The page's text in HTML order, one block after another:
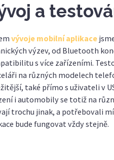
a
vývoje mobilní aplikace
výzev, od Bluetooth
s více zařízeními.
na různých modelech
také přímo s uživateli v
i automobily se totiž na
trochu jinak, a potřebovali
bude fungovat vždy stejně.